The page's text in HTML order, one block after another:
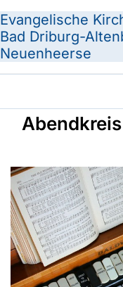
Evangelische
Bad Driburg-
Neuenheerse